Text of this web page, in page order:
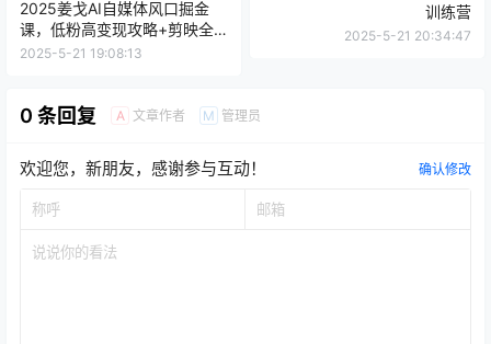
2025姜戈AI自媒体风口掘金
课，低粉高变现攻略+剪映全
教学
2025-5-21 19:08:13
训练营
2025-5-21 20:34:47
0 条回复 A 文章作者 M 管理员
欢迎您，新朋友，感谢参与互动！ 确认修改